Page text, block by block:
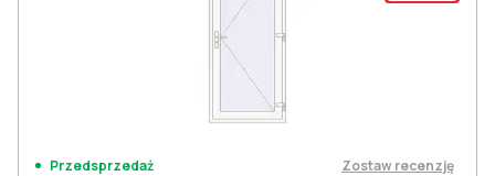
Przedsprzedaż Zostaw recenzję